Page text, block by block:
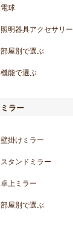
電球
照明器具アクセサリー
部屋別で選ぶ
機能で選ぶ
ミラー
壁掛けミラー
スタンドミラー
卓上ミラー
部屋別で選ぶ